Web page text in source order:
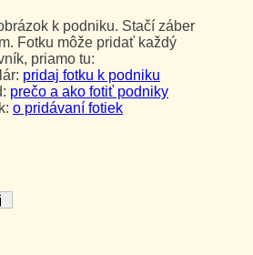
k podniku. Stačí záber
Fotku môže pridať každý
priamo tu:
pridaj fotku k podniku
prečo a ako fotiť podniky
o pridávaní fotiek